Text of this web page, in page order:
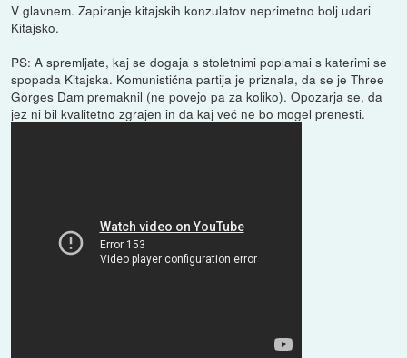
V glavnem. Zapiranje kitajskih konzulatov neprimetno bolj udari
Kitajsko.
PS: A spremljate, kaj se dogaja s stoletnimi poplamai s katerimi se
spopada Kitajska. Komunistična partija je priznala, da se je Three
Gorges Dam premaknil (ne povejo pa za koliko). Opozarja se, da
jez ni bil kvalitetno zgrajen in da kaj več ne bo mogel prenesti.